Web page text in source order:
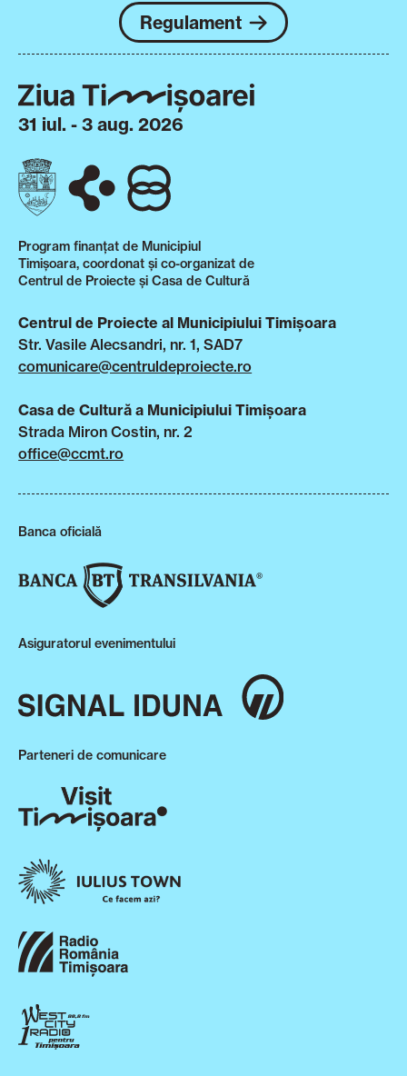
Regulament
31 iul. - 3 aug. 2026
Program finanțat de Municipiul
Timișoara, coordonat și co-organizat de
Centrul de Proiecte și Casa de Cultură
Centrul de Proiecte al Municipiului Timișoara
Str. Vasile Alecsandri, nr. 1, SAD7
comunicare@centruldeproiecte.ro
Casa de Cultură a Municipiului Timișoara
Strada Miron Costin, nr. 2
office@ccmt.ro
Banca oficială
Asiguratorul evenimentului
Parteneri de comunicare